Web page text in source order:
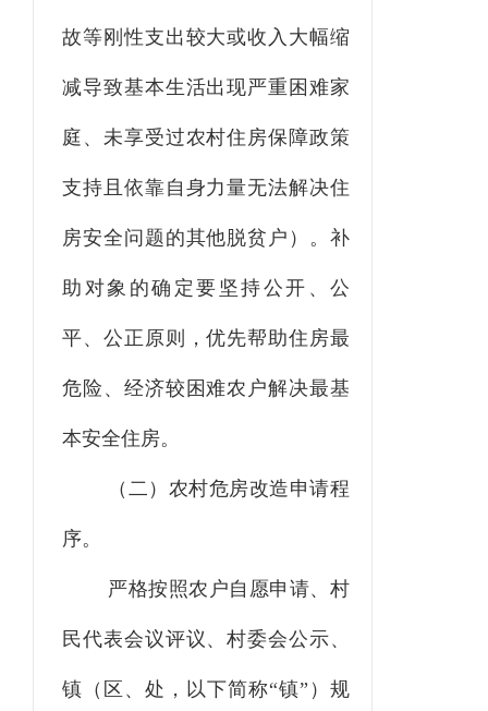
故等刚性支出较大或收入大幅缩
减导致基本生活出现严重困难家
庭、未享受过农村住房保障政策
支持且依靠自身力量无法解决住
房安全问题的其他脱贫户）。补
助对象的确定要坚持公开、公
平、公正原则，优先帮助住房最
危险、经济较困难农户解决最基
本安全住房。
（二）农村危房改造申请程
序。
严格按照农户自愿申请、村
民代表会议评议、村委会公示、
镇（区、处，以下简称“镇”）规